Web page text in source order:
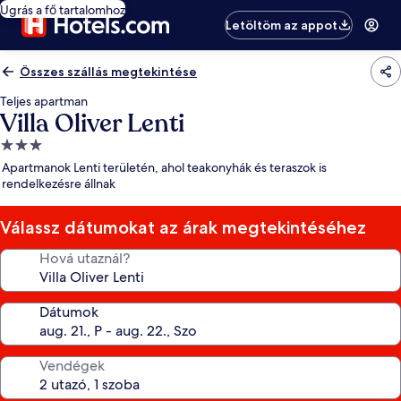
Ugrás a fő tartalomhoz
Letöltöm az appot
Összes szállás megtekintése
Teljes apartman
Villa Oliver Lenti
3.0
csillagos
szálláshely
Apartmanok Lenti területén, ahol teakonyhák és teraszok is
rendelkezésre állnak
Válassz dátumokat az árak megtekintéséhez
Hová utaznál?
Dátumok
Vendégek